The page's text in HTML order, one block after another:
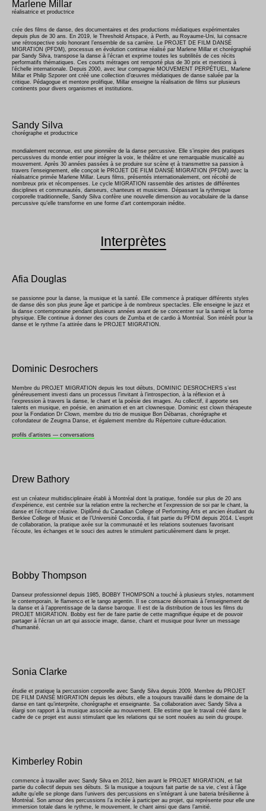
Marlene Millar
réalisatrice et productrice
crée des films de danse, des documentaires et des productions médiatiques expérimentales
depuis plus de 30 ans. En 2019, le Threshold Artspace, à Perth, au Royaume-Uni, lui consacre
une rétrospective solo honorant l’ensemble de sa carrière. Le PROJET DE FILM DANSÉ
MIGRATION (PFDM), processus en évolution continue réalisé par Marlene Millar et chorégraphié
par Sandy Silva, transpose la danse à l’écran et exprime toutes les subtilités de ces récits
performatifs thématiques. Ces courts métrages ont remporté plus de 30 prix et mentions à
l’échelle internationale. Depuis 2000, avec leur compagnie MOUVEMENT PERPÉTUEL, Marlene
Millar et Philip Szporer ont créé une collection d’œuvres médiatiques de danse saluée par la
critique. Pédagogue et mentore prolifique, Millar enseigne la réalisation de films sur plusieurs
continents pour divers organismes et institutions.
Sandy Silva
chorégraphe et productrice
mondialement reconnue, est une pionnière de la danse percussive. Elle s’inspire des pratiques
percussives du monde entier pour intégrer la voix, le théâtre et une remarquable musicalité au
mouvement. Après 30 années passées à se produire sur scène et à transmettre sa passion à
travers l’enseignement, elle conçoit le PROJET DE FILM DANSÉ MIGRATION (PFDM) avec la
réalisatrice primée Marlene Millar. Leurs films, présentés internationalement, ont récolté de
nombreux prix et récompenses. Le cycle MIGRATION rassemble des artistes de différentes
disciplines et communautés, danseurs, chanteurs et musiciens. Dépassant la rythmique
corporelle traditionnelle, Sandy Silva confère une nouvelle dimension au vocabulaire de la danse
percussive qu’elle transforme en une forme d’art contemporain inédite.
Interprètes
Afia Douglas
se passionne pour la danse, la musique et la santé. Elle commence à pratiquer différents styles
de danse dès son plus jeune âge et participe à de nombreux spectacles. Elle enseigne le jazz et
la danse contemporaine pendant plusieurs années avant de se concentrer sur la santé et la forme
physique. Elle continue à donner des cours de Zumba et de cardio à Montréal. Son intérêt pour la
danse et le rythme l’a attirée dans le PROJET MIGRATION.
Dominic Desrochers
Membre du PROJET MIGRATION depuis les tout débuts, DOMINIC DESROCHERS s’est
généreusement investi dans un processus l’invitant à l’introspection, à la réflexion et à
l’expression à travers la danse, le chant et la poésie des images. Au collectif, il apporte ses
talents en musique, en poésie, en animation et en art clownesque. Dominic est clown thérapeute
pour la Fondation Dr Clown, membre du trio de musique Bon Débarras, chorégraphe et
cofondateur de Zeugma Danse, et également membre du Répertoire culture-éducation.
profils d’artistes — conversations
Drew Bathory
est un créateur multidisciplinaire établi à Montréal dont la pratique, fondée sur plus de 20 ans
d’expérience, est centrée sur la relation entre la recherche et l’expression de soi par le chant, la
danse et l’écriture créative. Diplômé du Canadian College of Performing Arts et ancien étudiant du
Berklee College of Music et de l’Université Concordia, il fait partie du PFDM depuis 2014. L’esprit
de collaboration, la pratique axée sur la communauté et les relations soutenues favorisant
l’écoute, les échanges et le souci des autres le stimulent particulièrement dans le projet.
Bobby Thompson
Danseur professionnel depuis 1985, BOBBY THOMPSON a touché à plusieurs styles, notamment
le contemporain, le flamenco et le tango argentin. Il se consacre désormais à l’enseignement de
la danse et à l’apprentissage de la danse baroque. Il est de la distribution de tous les films du
PROJET MIGRATION. Bobby est fier de faire partie de cette magnifique équipe et de pouvoir
partager à l’écran un art qui associe image, danse, chant et musique pour livrer un message
d’humanité.
Sonia Clarke
étudie et pratique la percussion corporelle avec Sandy Silva depuis 2009. Membre du PROJET
DE FILM DANSÉ MIGRATION depuis les débuts, elle a toujours travaillé dans le domaine de la
danse en tant qu’interprète, chorégraphe et enseignante. Sa collaboration avec Sandy Silva a
élargi son rapport à la musique associée au mouvement. Elle estime que le travail créé dans le
cadre de ce projet est aussi stimulant que les relations qui se sont nouées au sein du groupe.
Kimberley Robin
commence à travailler avec Sandy Silva en 2012, bien avant le PROJET MIGRATION, et fait
partie du collectif depuis ses débuts. Si la musique a toujours fait partie de sa vie, c’est à l’âge
adulte qu’elle se plonge dans l’univers des percussions en s’intégrant à une bateria brésilienne à
Montréal. Son amour des percussions l’a incitée à participer au projet, qui représente pour elle une
immersion totale dans le rythme, le mouvement, le chant ainsi que dans l’amitié.